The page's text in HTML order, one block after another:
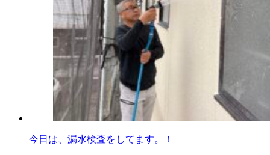
今日は、漏水検査をしてます。！